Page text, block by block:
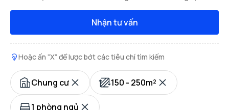
Nhận tư vấn
Hoặc ấn “X” để lược bớt các tiêu chí tìm kiếm
Chung cư 150 - 250m²
1 phòng ngủ